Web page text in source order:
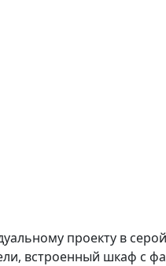
проекту в
встроенный шкаф с